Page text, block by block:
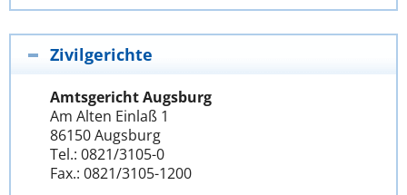
Zivilgerichte
Amtsgericht Augsburg
Am Alten Einlaß 1
86150 Augsburg
Tel.: 0821/3105-0
Fax.: 0821/3105-1200